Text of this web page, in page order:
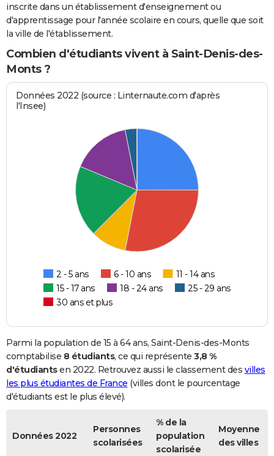
inscrite dans un établissement d'enseignement ou
d'apprentissage pour l'année scolaire en cours, quelle que soit
la ville de l'établissement.
Combien d'étudiants vivent à Saint-Denis-des-
Monts ?
Données 2022 (source : Linternaute.com d'après
l'Insee)
2 - 5 ans 6 - 10 ans
11 - 14 ans
15 - 17 ans
18 - 24 ans
25 - 29 ans
30 ans et plus
Parmi la population de 15 à 64 ans, Saint-Denis-des-Monts
comptabilise 8 étudiants, ce qui représente 3,8 %
d'étudiantsen 2022. Retrouvez aussi le classement des villes
les plus étudiantes de France (villes dont le pourcentage
d'étudiants est le plus élevé).
Données 2022
Personnes
scolarisées
% de la
population
scolarisée
Moyenne
des villes